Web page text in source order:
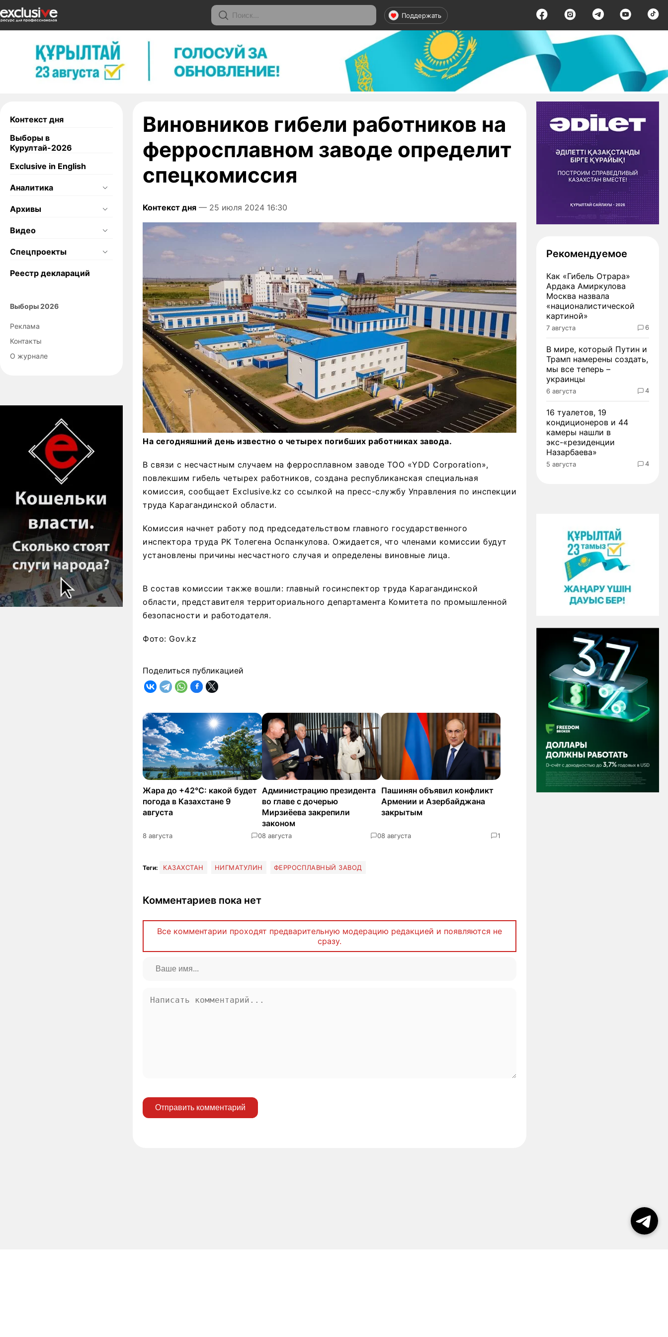
Поддержать
Контекст дня
Выборы в
Курултай-2026
Exclusive in English
Аналитика
Архивы
Видео
Спецпроекты
Реестр деклараций
Выборы 2026
Реклама
Контакты
О журнале
Виновников гибели работников на
ферросплавном заводе определит
спецкомиссия
Контекст дня — 25 июля 2024 16:30
На сегодняшний день известно о четырех погибших работниках завода.
В связи с несчастным случаем на ферросплавном заводе ТОО «YDD Corporation»,
повлекшим гибель четырех работников, создана республиканская специальная
комиссия, сообщает Exclusive.kz со ссылкой на пресс-службу Управления по инспекции
труда Карагандинской области.
Комиссия начнет работу под председательством главного государственного
инспектора труда РК Толегена Оспанкулова. Ожидается, что членами комиссии будут
установлены причины несчастного случая и определены виновные лица.
В состав комиссии также вошли: главный госинспектор труда Карагандинской
области, представителя территориального департамента Комитета по промышленной
безопасности и работодателя.
Фото: Gov.kz
Поделиться публикацией
Жара до +42°C: какой будет
погода в Казахстане 9
августа
8 августа 0
Администрацию президента
во главе с дочерью
Мирзиёева закрепили
законом
8 августа 0
Пашинян объявил конфликт
Армении и Азербайджана
закрытым
8 августа 1
Теги: КАЗАХСТАН НИГМАТУЛИН ФЕРРОСПЛАВНЫЙ ЗАВОД
Комментариев пока нет
Все комментарии проходят предварительную модерацию редакцией и появляются не
сразу.
Отправить комментарий
Рекомендуемое
Как «Гибель Отрара»
Ардака Амиркулова
Москва назвала
«националистической
картиной»
7 августа 6
В мире, который Путин и
Трамп намерены создать,
мы все теперь –
украинцы
6 августа 4
16 туалетов, 19
кондиционеров и 44
камеры нашли в
экс-«резиденции
Назарбаева»
5 августа 4